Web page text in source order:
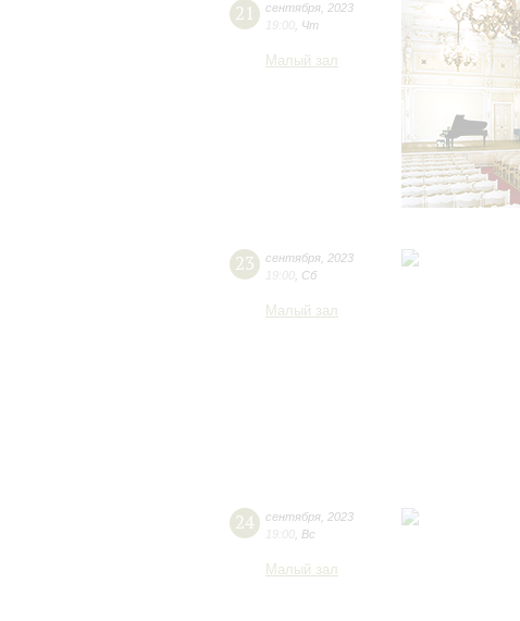
21 сентября 2023
19:00 Чт
Малый зал
23 сентября 2023
19:00 Сб
Малый зал
24 сентября 2023
19:00 Вс
Малый зал